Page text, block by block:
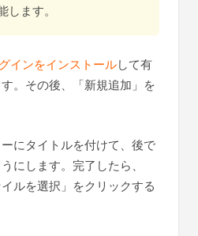
します。
インをインストールして有
。その後、「新規追加」を
にタイトルを付けて、後で
にします。完了したら、
ルを選択」をクリックする